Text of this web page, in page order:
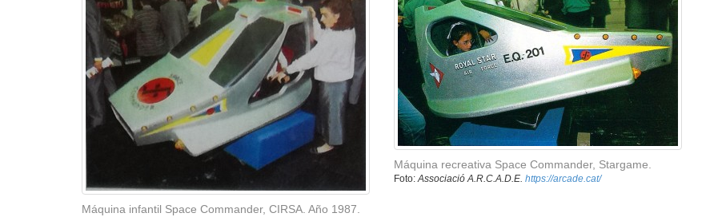
Máquina infantil Space Commander, CIRSA. Año 1987.
Máquina recreativa Space Commander, Stargame.
Foto:Associació A.R.C.A.D.E. https://arcade.cat/